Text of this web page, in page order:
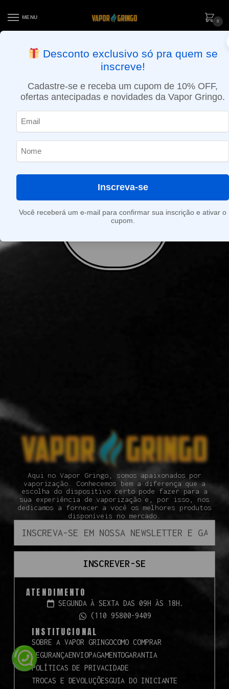
MENU
0
APROVADOS ATÉ 15:30 VIA MOTOBOY
Champanhe
Aqui no Vapor Gringo, somos apaixonados por
vaporização. Conhecemos bem a diferença que a
escolha do dispositivo certo pode fazer para a
sua experiência de vaporização e, por isso, nos
dedicamos a fornecer a você os melhores produtos
disponíveis no mercado.
INSCREVER-SE
ATENDIMENTO
SEGUNDA À SEXTA DAS 09H ÀS 18H.
(110 95800-9409
INSTITUCIONAL
SOBRE A VAPOR GRINGOCOMO COMPRAR
SEGURANÇAENVIOPAGAMENTOGARANTIA
POLÍTICAS DE PRIVACIDADE
TROCAS E DEVOLUÇÕESGUIA DO INICIANTE
Desconto exclusivo só pra quem se
inscreve!
Cadastre-se e receba um cupom de 10% OFF,
ofertas antecipadas e novidades da Vapor Gringo.
Inscreva-se
Você receberá um e-mail para confirmar sua inscrição e ativar o
cupom.